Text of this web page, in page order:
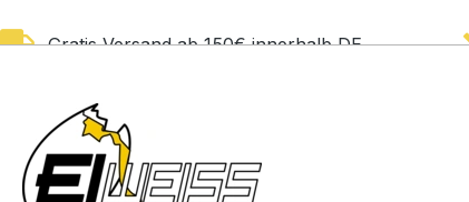
Gratis Versand ab 150€ innerhalb DE